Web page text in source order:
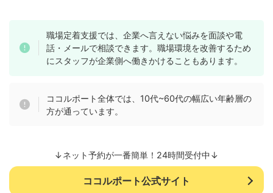
職場定着支援では、企業へ言えない悩みを面談や電
話・メールで相談できます。職場環境を改善するため
にスタッフが企業側へ働きかけることもあります。
ココルポート全体では、10代~60代の幅広い年齢層の
方が通っています。
↓ネット予約が一番簡単！24時間受付中↓
ココルポート公式サイト